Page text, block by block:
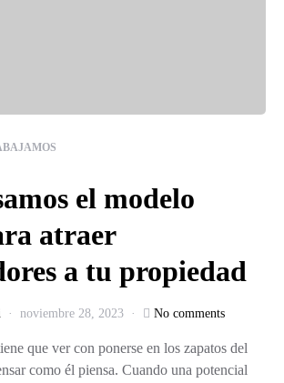
el modelo
atraer
a tu propiedad
noviembre 28, 2023 No comments
que ver con ponerse en los zapatos del
como él piensa. Cuando una potencial